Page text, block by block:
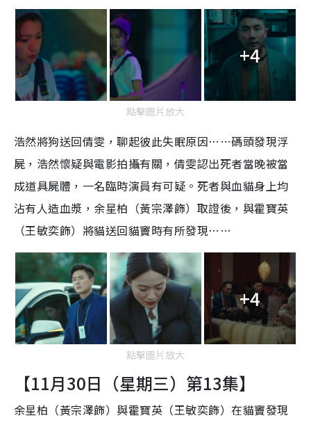
i
m
e
+4
點擊圖片放大
浩然將狗送回倩雯，聊起彼此失眠原因……碼頭發現浮
屍，浩然懷疑與電影拍攝有關，倩雯認出死者當晚被當
成道具屍體，一名臨時演員有可疑。死者與血貓身上均
沾有人造血漿，余星柏（黃宗澤飾）取證後，與霍寶英
（王敏奕飾）將貓送回貓竇時有所發現……
+4
點擊圖片放大
【11月30日（星期三）第13集】
余星柏（黃宗澤飾）與霍寶英（王敏奕飾）在貓竇發現